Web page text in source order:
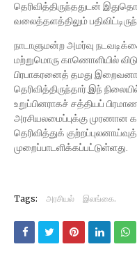
தெரிவித்திருந்ததுடன்
வலைத்தளத்திலும்
நாடாளுமன்ற அமர்வு
மற்றுமொரு காணொளியில்
பிரபாகரனைத் தமது
தெரிவித்திருந்தார்.இந்
உறுப்பினராகச் சத்தியப்
அரசியலமைப்புக்கு
தெரிவித்துக்
முறைப்பாடளிக்கப்பட்டுள்ளது.
Tags: அரசியல் இலங்கை.